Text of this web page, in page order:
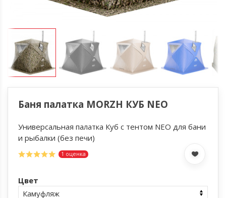
Баня палатка MORZH КУБ NEO
Универсальная палатка Куб с тентом NEO для бани
и рыбалки (без печи)
1 оценка
Цвет